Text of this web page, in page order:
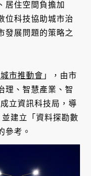
居住空間負擔加
位科技協助城市治
發展問題的策略之
市推動會 」，由市
理、智慧產業、智
立資訊科技局，導
建立「資料探勘數
參考。